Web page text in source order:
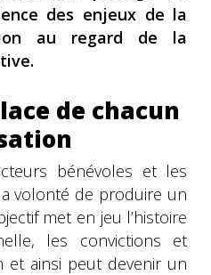
des enjeux de la
au regard de la
de chacun
bénévoles et les
volonté de produire un
met en jeu l’histoire
les convictions et
et ainsi peut devenir un